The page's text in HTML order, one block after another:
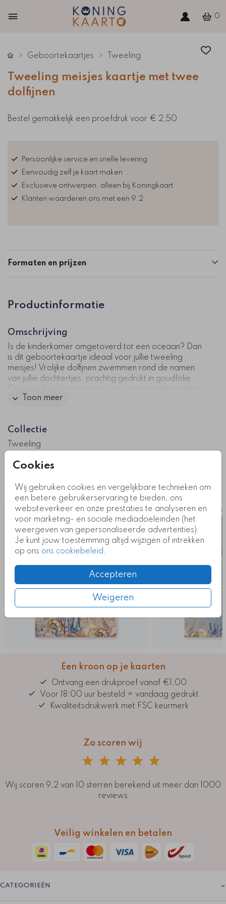
0
Cookies
Wij gebruiken cookies en vergelijkbare technieken om
een betere gebruikerservaring te bieden, ons
websiteverkeer en onze prestaties te analyseren en
voor marketing- en sociale mediadoeleinden (het
weergeven van gepersonaliseerde advertenties).
Je kunt jouw toestemming altijd wijzigen of intrekken
op ons ons cookiebeleid.
Accepteren
Weigeren
Geboortekaartjes Tweeling
Tweeling meisjes kaartje met twee
dolfijnen
Bestel gemakkelijk een proefdruk voor € 2,50
Persoonlijke service en snelle levering
Eenvoudig zelf je kaart maken
Exclusieve ontwerpen, alleen bij Koningkaart
Klanten waarderen ons met een 9.2
Formaten en prijzen
Productinformatie
Omschrijving
Is de kinderkamer omgetoverd tot een oceaan? Dan
is dit geboortekaartje ideaal voor jullie tweeling
meisjes! Vrolijke dolfijnen zwemmen rond de namen
van jullie dochtertjes, prachtig gedrukt in goudfolie.
en bestel een proefdruk om het ontwerp thuis te
Kaartcode: 1023t-mm
Toon meer
Collectie
Tweeling
leuk
Kaart
Een kroon op je kaarten
Ontvang een drukproef vanaf €1,00
Voor 18:00 uur besteld = vandaag gedrukt
Kwaliteitsdrukwerk met FSC keurmerk
Zo scoren wij
Wij scoren 9,2 van 10 sterren berekend uit meer dan 1000
reviews
Veilig winkelen en betalen
CATEGORIEËN